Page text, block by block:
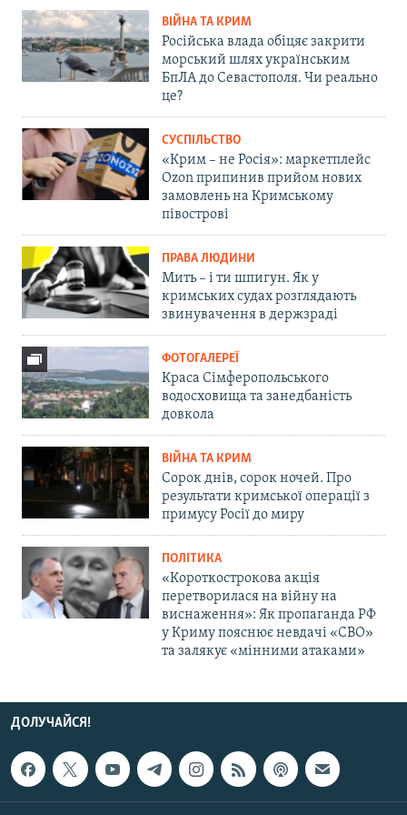
ВІЙНА ТА КРИМ
Російська влада обіцяє закрити
морський шлях українським
БпЛА до Севастополя. Чи реально
це?
СУСПІЛЬСТВО
«Крим – не Росія»: маркетплейс
Ozon припинив прийом нових
замовлень на Кримському
півострові
ПРАВА ЛЮДИНИ
Мить – і ти шпигун. Як у
кримських судах розглядають
звинувачення в держзраді
ФОТОГАЛЕРЕЇ
Краса Сімферопольського
водосховища та занедбаність
довкола
ВІЙНА ТА КРИМ
Сорок днів, сорок ночей. Про
результати кримської операції з
примусу Росії до миру
ПОЛІТИКА
«Короткострокова акція
перетворилася на війну на
виснаження»: Як пропаганда РФ
у Криму пояснює невдачі «СВО»
та залякує «мінними атаками»
ДОЛУЧАЙСЯ!